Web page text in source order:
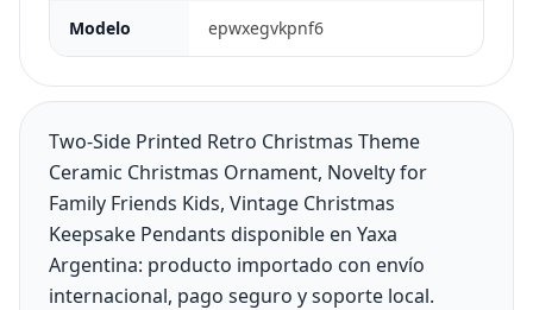
Modelo epwxegvkpnf6
Two-Side Printed Retro Christmas Theme
Ceramic Christmas Ornament, Novelty for
Family Friends Kids, Vintage Christmas
Keepsake Pendants disponible en Yaxa
Argentina: producto importado con envío
internacional, pago seguro y soporte local.